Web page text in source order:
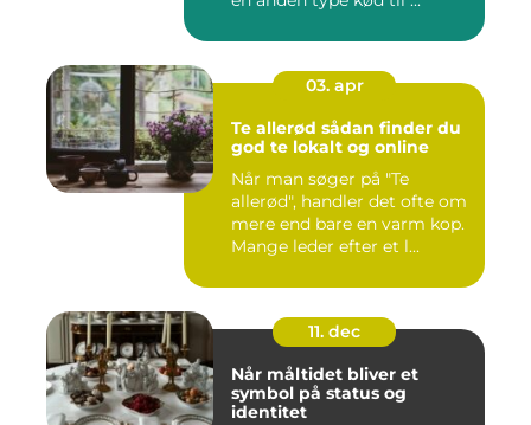
03. apr
Te allerød sådan finder du
god te lokalt og online
Når man søger på "Te
allerød", handler det ofte om
mere end bare en varm kop.
Mange leder efter et l...
11. dec
Når måltidet bliver et
symbol på status og
identitet